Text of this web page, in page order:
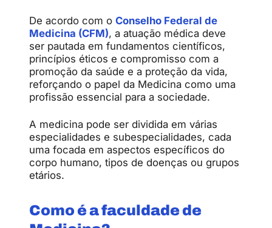
De acordo com o Conselho Federal de
Medicina (CFM), a atuação médica deve
ser pautada em fundamentos científicos,
princípios éticos e compromisso com a
promoção da saúde e a proteção da vida,
reforçando o papel da Medicina como uma
profissão essencial para a sociedade.
A medicina pode ser dividida em várias
especialidades e subespecialidades, cada
uma focada em aspectos específicos do
corpo humano, tipos de doenças ou grupos
etários.
Como é a faculdade de